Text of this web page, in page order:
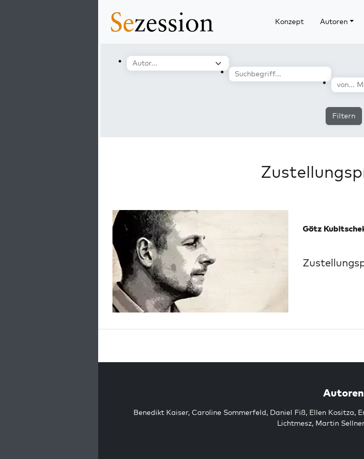
Konzept Autoren
Filtern
Götz
Autoren
Benedikt Kaiser, Caroline Sommerfeld, Daniel Fiß, Ellen Kositza,
Lichtmesz, Martin Sellner